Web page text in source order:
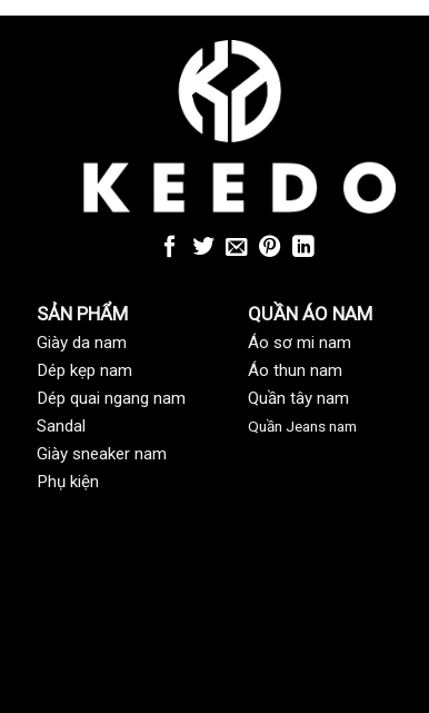
SẢN PHẨM
Giày da nam
Dép kẹp nam
Dép quai ngang nam
Sandal
Giày sneaker nam
Phụ kiện
QUẦN ÁO NAM
Áo sơ mi nam
Áo thun nam
Quần tây nam
Quần Jeans nam